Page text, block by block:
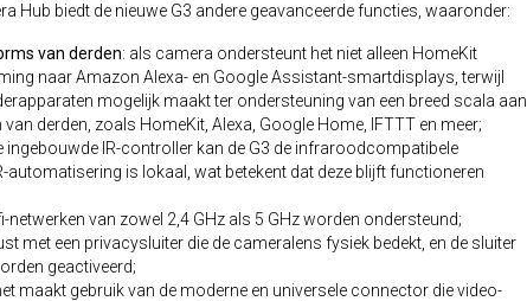
Hub biedt de nieuwe G3 andere geavanceerde functies, waaronder:
van derden: als camera ondersteunt het niet alleen HomeKit
naar Amazon Alexa- en Google Assistant-smartdisplays, terwijl
mogelijk maakt ter ondersteuning van een breed scala aan
derden, zoals HomeKit, Alexa, Google Home, IFTTT en meer;
ingebouwde IR-controller kan de G3 de infraroodcompatibele
automatisering is lokaal, wat betekent dat deze blijft functioneren
netwerken van zowel 2,4 GHz als 5 GHz worden ondersteund;
met een privacysluiter die de cameralens fysiek bedekt, en de sluiter
geactiveerd;
maakt gebruik van de moderne en universele connector die video-